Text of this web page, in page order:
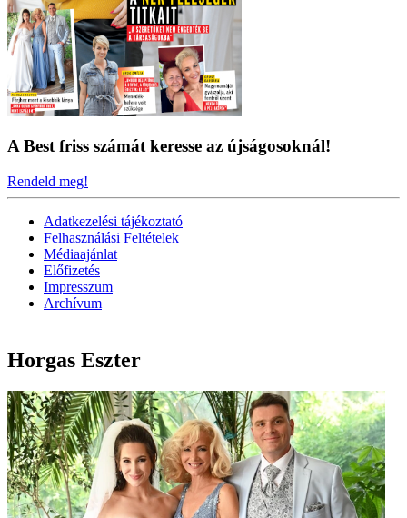
A Best friss számát keresse az újságosoknál!
Rendeld meg!
Adatkezelési tájékoztató
Felhasználási Feltételek
Médiaajánlat
Előfizetés
Impresszum
Archívum
Horgas Eszter